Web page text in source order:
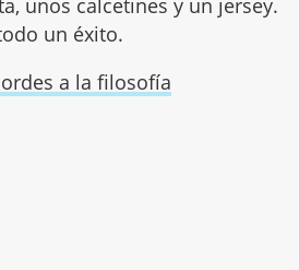
unos calcetines y un jersey.
un éxito.
a la filosofía